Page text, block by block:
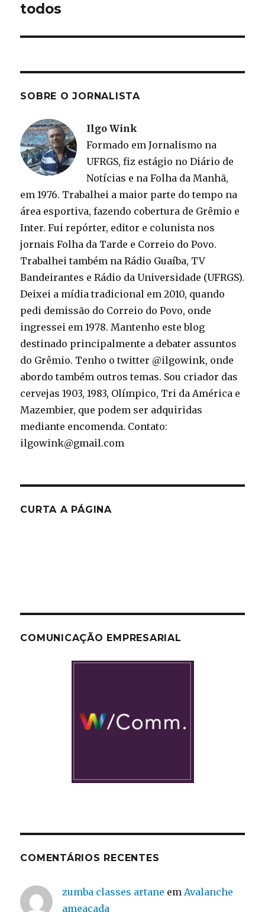
post:
todos
SOBRE O JORNALISTA
Ilgo Wink
Formado em Jornalismo na
UFRGS, fiz estágio no Diário de
Notícias e na Folha da Manhã,
em 1976. Trabalhei a maior parte do tempo na
área esportiva, fazendo cobertura de Grêmio e
Inter. Fui repórter, editor e colunista nos
jornais Folha da Tarde e Correio do Povo.
Trabalhei também na Rádio Guaíba, TV
Bandeirantes e Rádio da Universidade (UFRGS).
Deixei a mídia tradicional em 2010, quando
pedi demissão do Correio do Povo, onde
ingressei em 1978. Mantenho este blog
destinado principalmente a debater assuntos
do Grêmio. Tenho o twitter @ilgowink, onde
abordo também outros temas. Sou criador das
cervejas 1903, 1983, Olímpico, Tri da América e
Mazembier, que podem ser adquiridas
mediante encomenda. Contato:
ilgowink@gmail.com
CURTA A PÁGINA
COMUNICAÇÃO EMPRESARIAL
COMENTÁRIOS RECENTES
zumba classes artane em Avalanche
ameaçada